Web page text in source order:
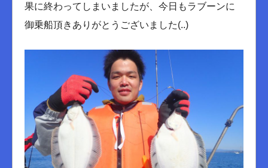
果に終わってしまいましたが、今日もラブーンに
御乗船頂きありがとうございました(..)